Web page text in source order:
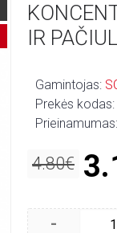
IR
Gamintojas:
Prekės kodas:
Prieinamumas:
4.80€
-